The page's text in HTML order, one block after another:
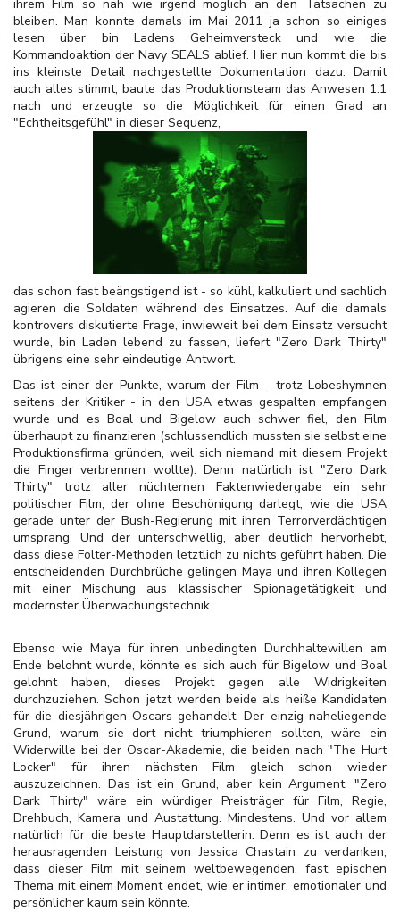
ihrem Film so nah wie irgend möglich an den Tatsachen zu
bleiben. Man konnte damals im Mai 2011 ja schon so einiges
lesen über bin Ladens Geheimversteck und wie die
Kommandoaktion der Navy SEALS ablief. Hier nun kommt die bis
ins kleinste Detail nachgestellte Dokumentation dazu. Damit
auch alles stimmt, baute das Produktionsteam das Anwesen 1:1
nach und erzeugte so die Möglichkeit für einen Grad an
"Echtheitsgefühl" in dieser Sequenz,
das schon fast beängstigend ist - so kühl, kalkuliert und sachlich
agieren die Soldaten während des Einsatzes. Auf die damals
kontrovers diskutierte Frage, inwieweit bei dem Einsatz versucht
wurde, bin Laden lebend zu fassen, liefert "Zero Dark Thirty"
übrigens eine sehr eindeutige Antwort.
Das ist einer der Punkte, warum der Film - trotz Lobeshymnen
seitens der Kritiker - in den USA etwas gespalten empfangen
wurde und es Boal und Bigelow auch schwer fiel, den Film
überhaupt zu finanzieren (schlussendlich mussten sie selbst eine
Produktionsfirma gründen, weil sich niemand mit diesem Projekt
die Finger verbrennen wollte). Denn natürlich ist "Zero Dark
Thirty" trotz aller nüchternen Faktenwiedergabe ein sehr
politischer Film, der ohne Beschönigung darlegt, wie die USA
gerade unter der Bush-Regierung mit ihren Terrorverdächtigen
umsprang. Und der unterschwellig, aber deutlich hervorhebt,
dass diese Folter-Methoden letztlich zu nichts geführt haben. Die
entscheidenden Durchbrüche gelingen Maya und ihren Kollegen
mit einer Mischung aus klassischer Spionagetätigkeit und
modernster Überwachungstechnik.
Ebenso wie Maya für ihren unbedingten Durchhaltewillen am
Ende belohnt wurde, könnte es sich auch für Bigelow und Boal
gelohnt haben, dieses Projekt gegen alle Widrigkeiten
durchzuziehen. Schon jetzt werden beide als heiße Kandidaten
für die diesjährigen Oscars gehandelt. Der einzig naheliegende
Grund, warum sie dort nicht triumphieren sollten, wäre ein
Widerwille bei der Oscar-Akademie, die beiden nach "The Hurt
Locker" für ihren nächsten Film gleich schon wieder
auszuzeichnen. Das ist ein Grund, aber kein Argument. "Zero
Dark Thirty" wäre ein würdiger Preisträger für Film, Regie,
Drehbuch, Kamera und Austattung. Mindestens. Und vor allem
natürlich für die beste Hauptdarstellerin. Denn es ist auch der
herausragenden Leistung von Jessica Chastain zu verdanken,
dass dieser Film mit seinem weltbewegenden, fast epischen
Thema mit einem Moment endet, wie er intimer, emotionaler und
persönlicher kaum sein könnte.